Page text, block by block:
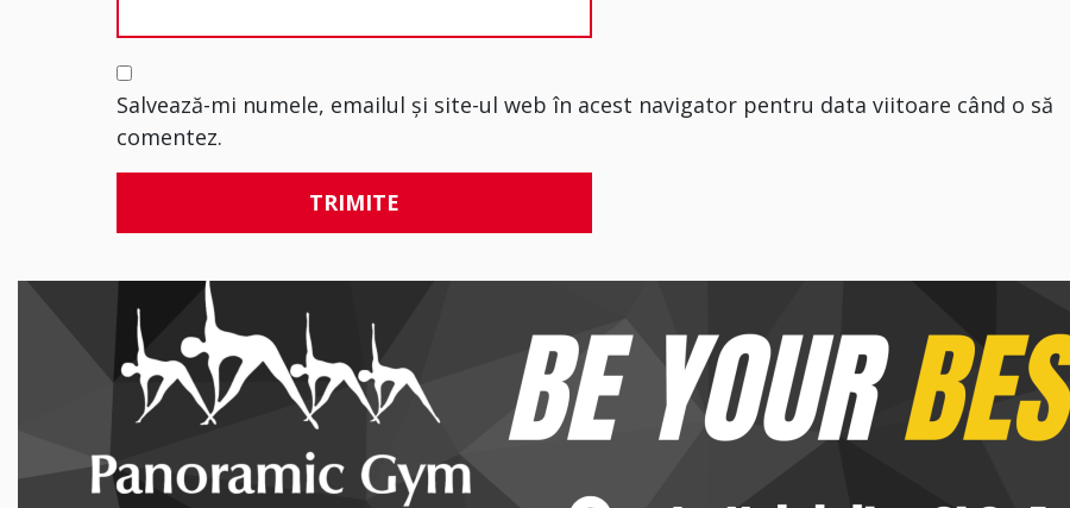
Salvează-mi numele, emailul și site-ul web în acest navigator pentru data viitoare când o să
comentez.